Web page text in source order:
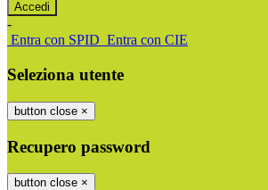
-
Entra con SPID Entra con CIE
Seleziona utente
button close ×
Recupero password
button close ×